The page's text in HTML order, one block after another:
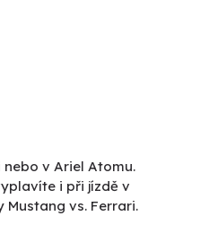
v Ariel Atomu.
i při jízdě v
Mustang vs. Ferrari.